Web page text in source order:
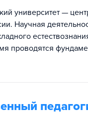
университет —
Научная
проводятся